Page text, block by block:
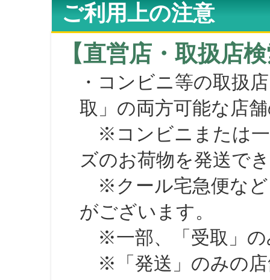
ご利用上の注意
【直営店・取扱店
・コンビニ等の取扱
取」の両方可能な店
※コンビニまたは一
ズのお荷物を発送で
※クール宅急便など
がございます。
※一部、「受取」の
※「発送」のみの店